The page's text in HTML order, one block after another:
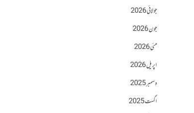
جولائی 2026
جون 2026
مئی 2026
اپریل 2026
دسمبر 2025
اگست 2025